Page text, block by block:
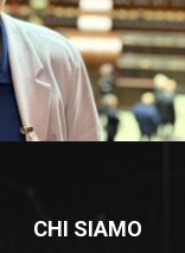
CHI SIAMO